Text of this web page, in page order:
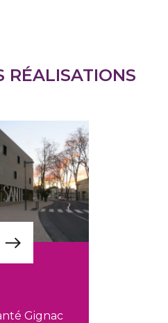
RÉALISATIONS
Gignac